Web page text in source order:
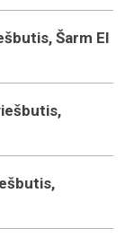
Šarm El